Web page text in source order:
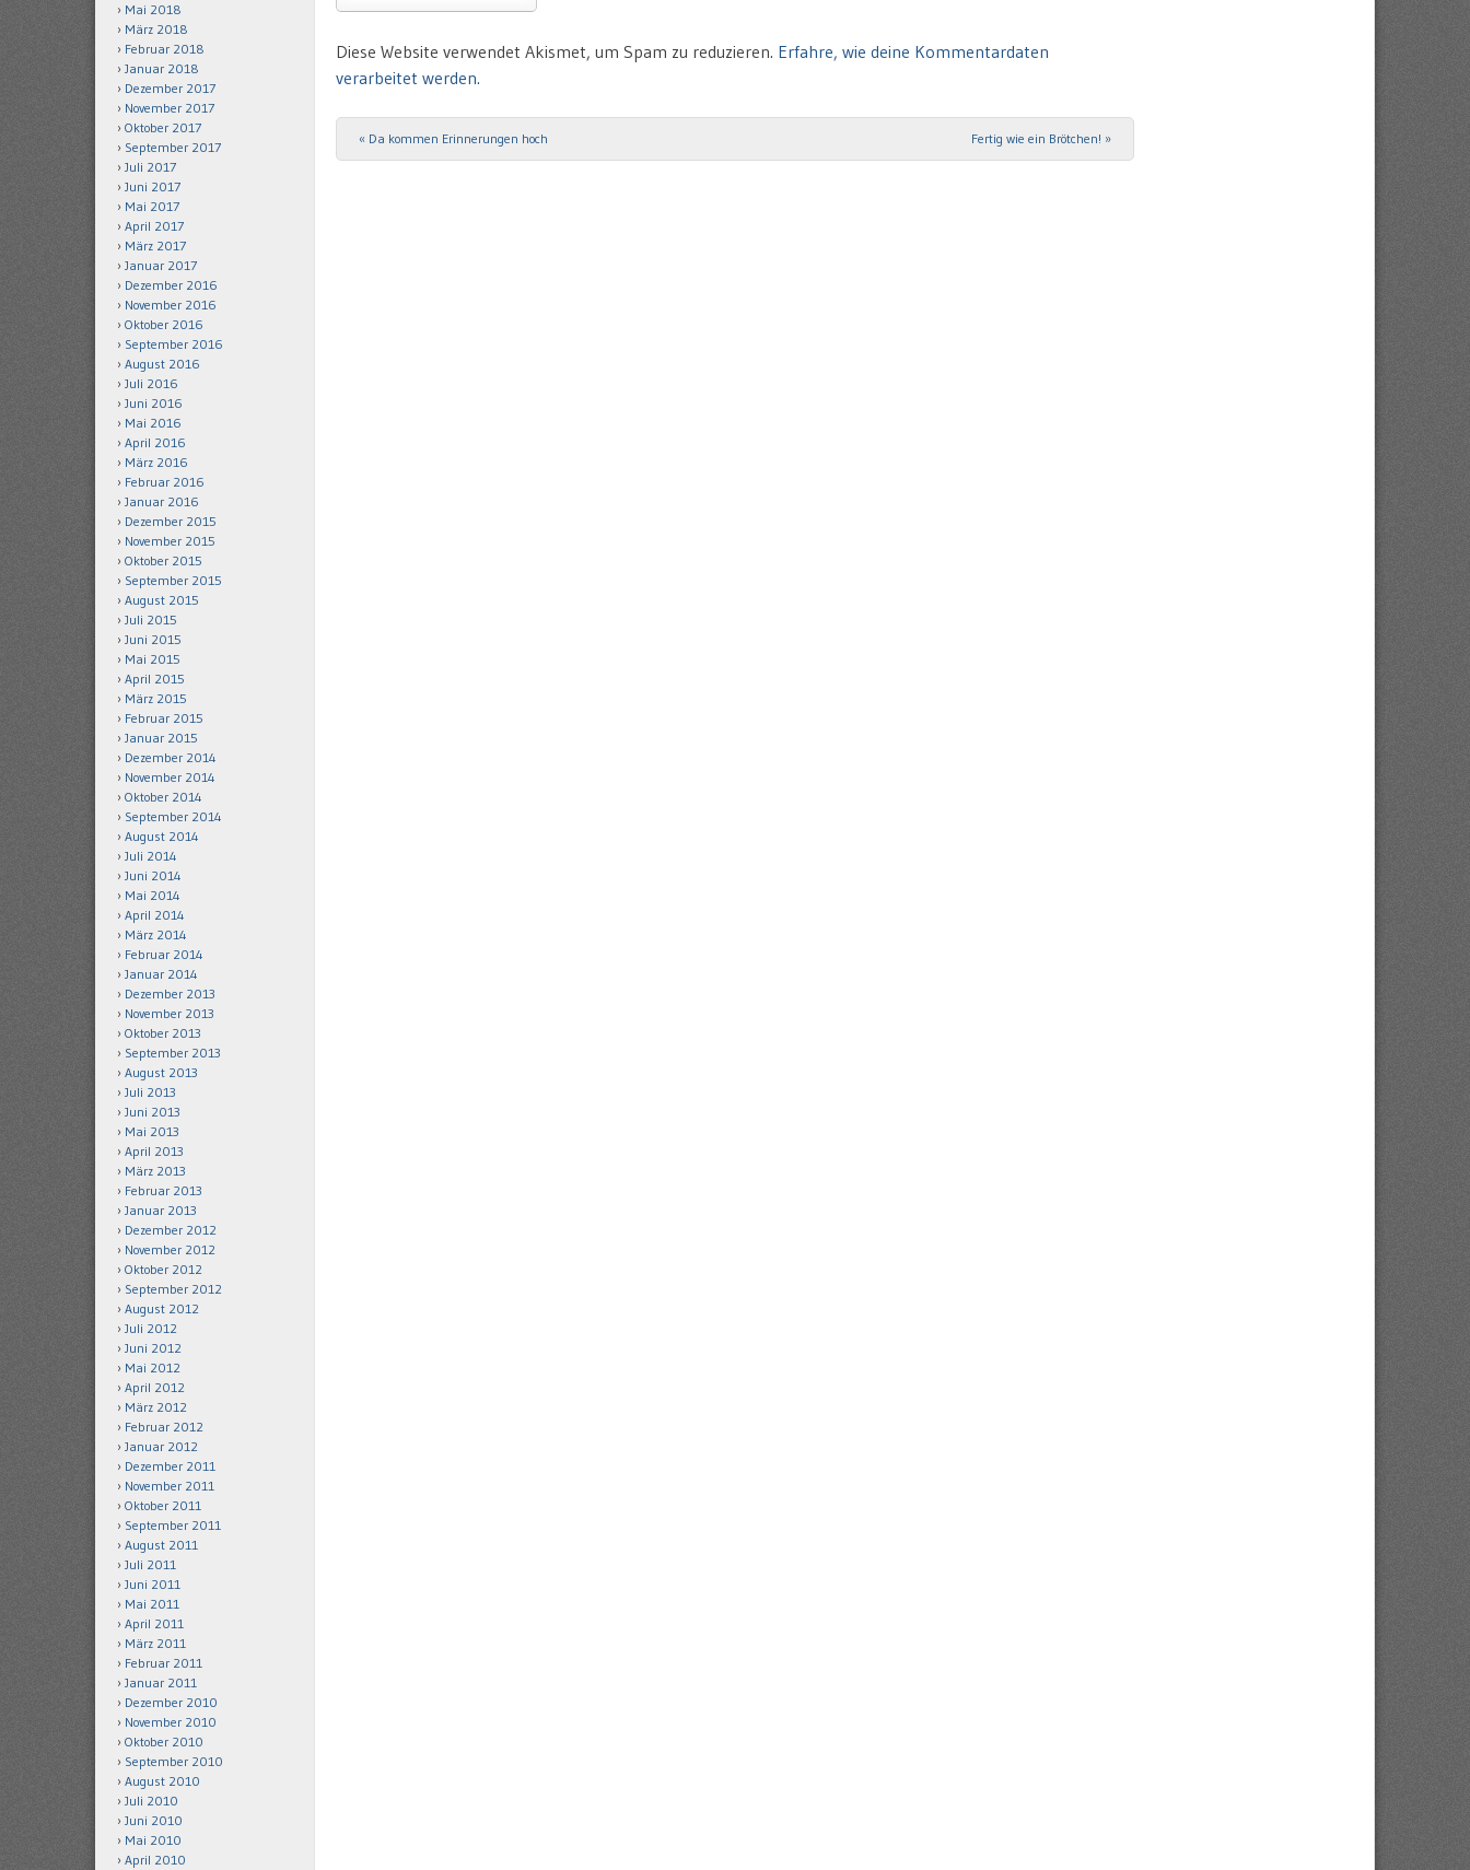
Diese Website verwendet Akismet, um Spam zu reduzieren. Erfahre, wie deine Kommentardaten
verarbeitet werden.
Post navigation
« Da kommen Erinnerungen hoch Fertig wie ein Brötchen! »
Mai 2018
März 2018
Februar 2018
Januar 2018
Dezember 2017
November 2017
Oktober 2017
September 2017
Juli 2017
Juni 2017
Mai 2017
April 2017
März 2017
Januar 2017
Dezember 2016
November 2016
Oktober 2016
September 2016
August 2016
Juli 2016
Juni 2016
Mai 2016
April 2016
März 2016
Februar 2016
Januar 2016
Dezember 2015
November 2015
Oktober 2015
September 2015
August 2015
Juli 2015
Juni 2015
Mai 2015
April 2015
März 2015
Februar 2015
Januar 2015
Dezember 2014
November 2014
Oktober 2014
September 2014
August 2014
Juli 2014
Juni 2014
Mai 2014
April 2014
März 2014
Februar 2014
Januar 2014
Dezember 2013
November 2013
Oktober 2013
September 2013
August 2013
Juli 2013
Juni 2013
Mai 2013
April 2013
März 2013
Februar 2013
Januar 2013
Dezember 2012
November 2012
Oktober 2012
September 2012
August 2012
Juli 2012
Juni 2012
Mai 2012
April 2012
März 2012
Februar 2012
Januar 2012
Dezember 2011
November 2011
Oktober 2011
September 2011
August 2011
Juli 2011
Juni 2011
Mai 2011
April 2011
März 2011
Februar 2011
Januar 2011
Dezember 2010
November 2010
Oktober 2010
September 2010
August 2010
Juli 2010
Juni 2010
Mai 2010
April 2010